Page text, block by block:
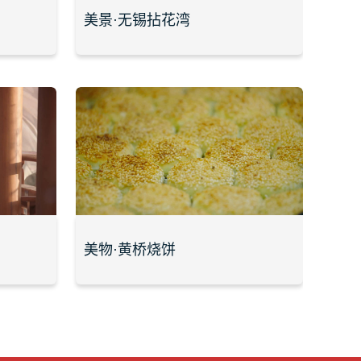
美景·无锡拈花湾
美物·黄桥烧饼